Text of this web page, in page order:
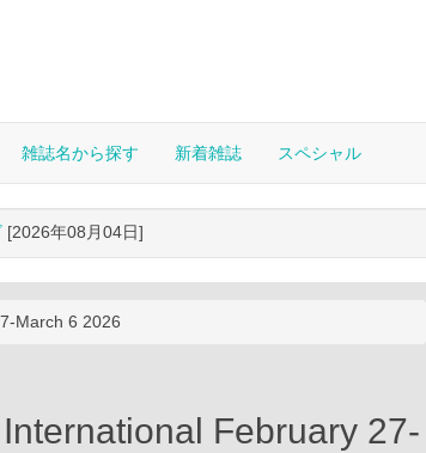
雑誌名から探す 新着雑誌 スペシャル
[2026年08月04日]
March 6 2026
February 27-